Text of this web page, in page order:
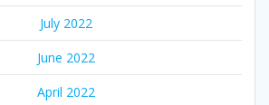
July 2022
June 2022
April 2022